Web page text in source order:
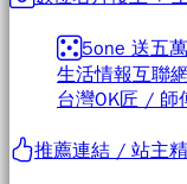
5one 送五
生活情報互聯網
台灣OK匠 / 師
推薦連結 / 站主